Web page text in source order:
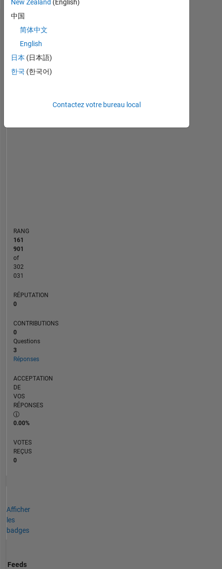
Tableau de bord
Statistiques
MATLAB Answers
CONTRIBUTIONS
RANG
161
901
of
302
031
RÉPUTATION
0
CONTRIBUTIONS
0
Questions
3
Réponses
ACCEPTATION
DE
VOS
RÉPONSES
0.00%
VOTES
REÇUS
0
Afficher
les
badges
Feeds
New Zealand (English)
中国
简体中文
English
日本 (日本語)
한국 (한국어)
Contactez votre bureau local